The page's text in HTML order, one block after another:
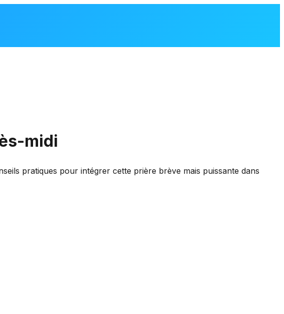
midi
pratiques pour intégrer cette prière brève mais puissante dans